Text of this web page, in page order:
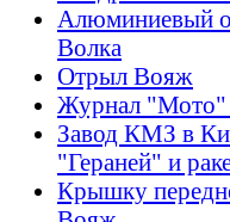
Алюминиевый
Волка
Отрыл Вояж
Журнал "Мото"
Завод КМЗ в
"Гераней" и
Крышку